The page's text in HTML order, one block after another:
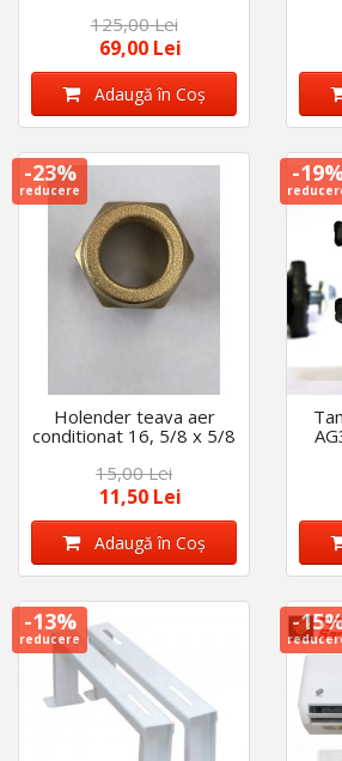
125,00 Lei
69,00 Lei
Adaugă în Coş
-23%
reducere
Holender teava aer
conditionat 16, 5/8 x 5/8
15,00 Lei
11,50 Lei
Adaugă în Coş
-
-13%
reducere
-